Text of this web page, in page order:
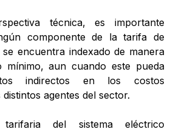
técnica, es importante
componente de la tarifa de
encuentra indexado de manera
mínimo, aun cuando este pueda
indirectos en los costos
agentes del sector.
del sistema eléctrico